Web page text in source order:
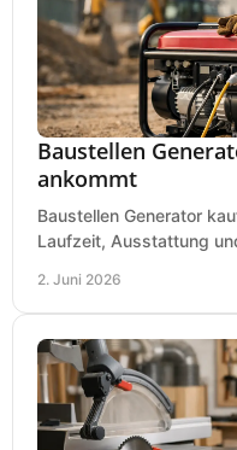
Baustellen
ankommt
Baustellen Generator
Laufzeit, Ausstattung
2. Juni 2026